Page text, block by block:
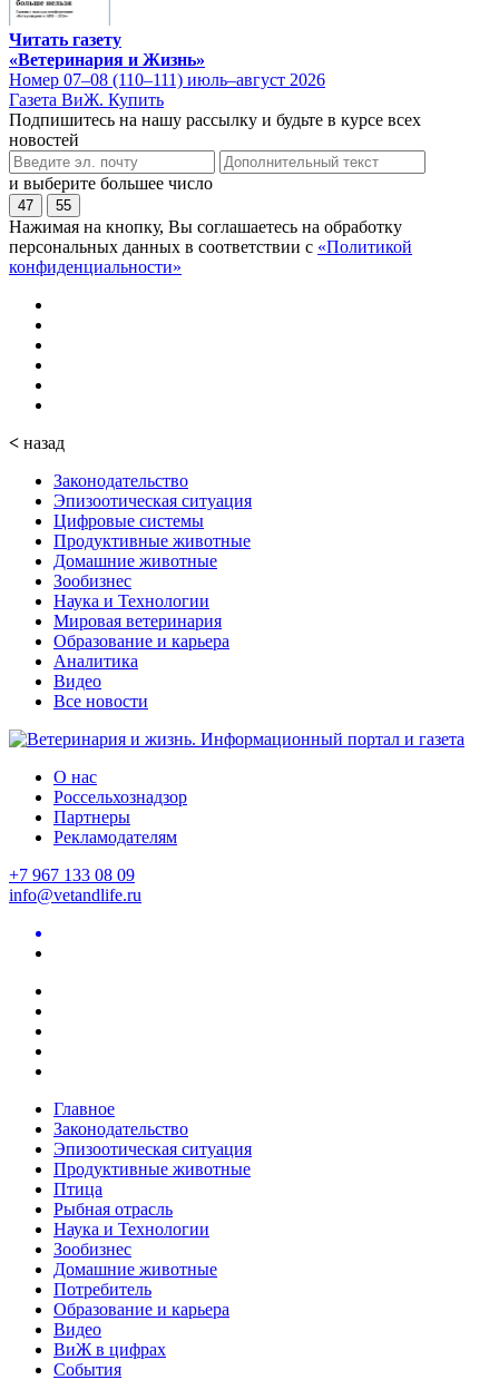
Читать газету
«Ветеринария и Жизнь»
Номер 07–08 (110–111) июль–август 2026
Газета ВиЖ. Купить
Подпишитесь на нашу рассылку и будьте в курсе всех
новостей
и выберите большее число
47 55
Нажимая на кнопку, Вы соглашаетесь на обработку
персональных данных в соответствии с «Политикой
конфиденциальности»
< назад
Законодательство
Эпизоотическая ситуация
Цифровые системы
Продуктивные животные
Домашние животные
Зообизнес
Наука и Технологии
Мировая ветеринария
Образование и карьера
Аналитика
Видео
Все новости
О нас
Россельхознадзор
Партнеры
Рекламодателям
+7 967 133 08 09
info@vetandlife.ru
Главное
Законодательство
Эпизоотическая ситуация
Продуктивные животные
Птица
Рыбная отрасль
Наука и Технологии
Зообизнес
Домашние животные
Потребитель
Образование и карьера
Видео
ВиЖ в цифрах
События